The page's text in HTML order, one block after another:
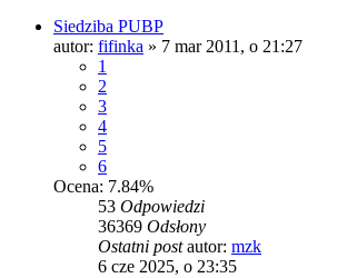
Siedziba PUBP
autor: fifinka » 7 mar 2011, o 21:27
1
2
3
4
5
6
Ocena: 7.84%
53 Odpowiedzi
36369 Odsłony
Ostatni postautor: mzk
6 cze 2025, o 23:35